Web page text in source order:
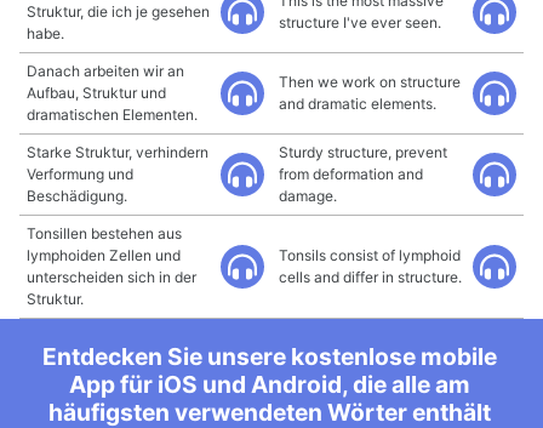
Struktur, die ich je gesehen
habe.
structure I've ever seen.
Danach arbeiten wir an
Aufbau, Struktur und
dramatischen Elementen.
Then we work on structure
and dramatic elements.
Starke Struktur, verhindern
Verformung und
Beschädigung.
Sturdy structure, prevent
from deformation and
damage.
Tonsillen bestehen aus
lymphoiden Zellen und
unterscheiden sich in der
Struktur.
Tonsils consist of lymphoid
cells and differ in structure.
Entdecken Sie unsere kostenlose mobile
App für iOS und Android, die alle am
häufigsten verwendeten Wörter enthält